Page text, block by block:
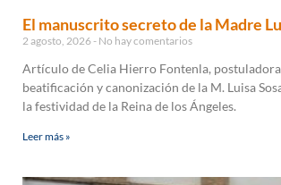
El manuscrito secreto de la Madre
2 agosto, 2026 No hay comentarios
Artículo de Celia Hierro Fontenla, postuladora
beatificación y canonización de la M. Luisa
la festividad de la Reina de los Ángeles.
Leer más »